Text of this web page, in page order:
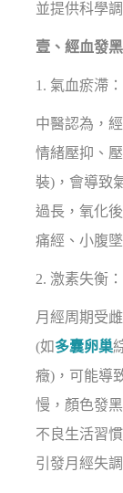
並提供科學
壹、經血發黑
1. 氣血瘀滯
中醫認為，
情緒壓抑、
裝)，會導致
過長，氧化
痛經、小腹
2. 激素失衡
月經周期受
(如多囊卵巢
癥)，可能導
慢，顏色發
不良生活習
引發月經失調